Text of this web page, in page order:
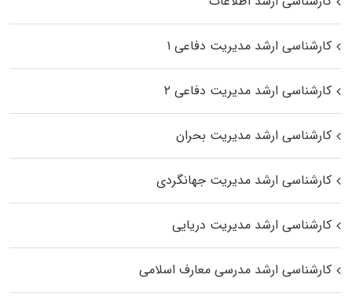
کارشناسی ارشد مدیریت دفاعی ۱
کارشناسی ارشد مدیریت دفاعی ۲
کارشناسی ارشد مدیریت بحران
کارشناسی ارشد مدیریت جهانگردی
کارشناسی ارشد مدیریت دریایی
کارشناسی ارشد مدرسی معارف اسلامی